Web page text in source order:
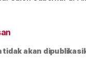
tidak akan